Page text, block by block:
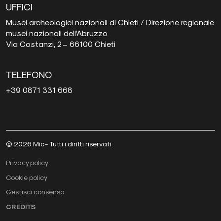
UFFICI
Musei archeologici nazionali di Chieti / Direzione regionale
musei nazionali dell’Abruzzo
Via Costanzi, 2 – 66100 Chieti
TELEFONO
+39 0871 331 668
© 2026 Mic - Tutti i diritti riservati
Privacy policy
Cookie policy
Gestisci consenso
CREDITS